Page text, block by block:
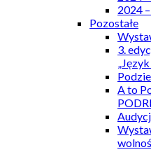
2024
Pozostałe
3.
A to